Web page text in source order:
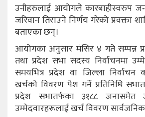
उनीहरुलाई आयोगले कारबाहीस्वरुप
जरिवान तिराउने निर्णय गरेको प्रवक्ता
बताएका छन्।
आयोगका अनुसार मंसिर ४ गते सम्पन्न
तथा प्रदेश सभा सदस्य निर्वाचनमा
समयभित्र प्रदेश वा जिल्ला निर्वाचन
खर्चको विवरण पेश गर्ने प्रतिनिधि
प्रदेश सभातर्फका ३१८८
उम्मेदवारहरूलाई खर्च विवरण सार्वजनिक